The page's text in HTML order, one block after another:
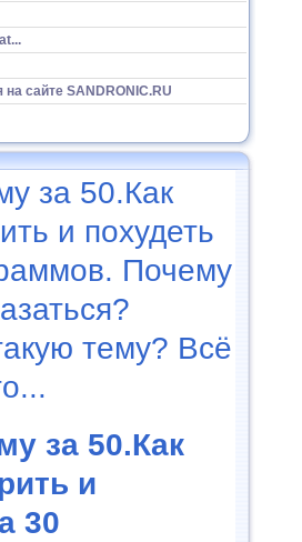
сайте SANDRONIC.RU
за 50.Как
и похудеть
Почему
тему? Всё
за 50.Как
и
30